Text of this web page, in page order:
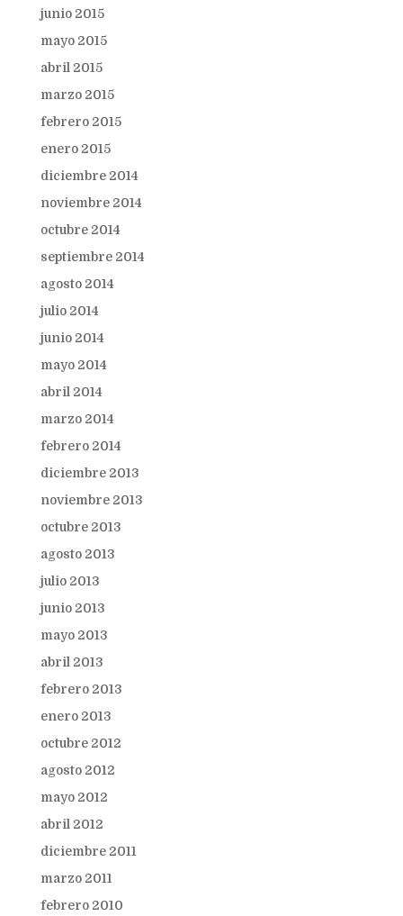
junio 2015
mayo 2015
abril 2015
marzo 2015
febrero 2015
enero 2015
diciembre 2014
noviembre 2014
octubre 2014
septiembre 2014
agosto 2014
julio 2014
junio 2014
mayo 2014
abril 2014
marzo 2014
febrero 2014
diciembre 2013
noviembre 2013
octubre 2013
agosto 2013
julio 2013
junio 2013
mayo 2013
abril 2013
febrero 2013
enero 2013
octubre 2012
agosto 2012
mayo 2012
abril 2012
diciembre 2011
marzo 2011
febrero 2010